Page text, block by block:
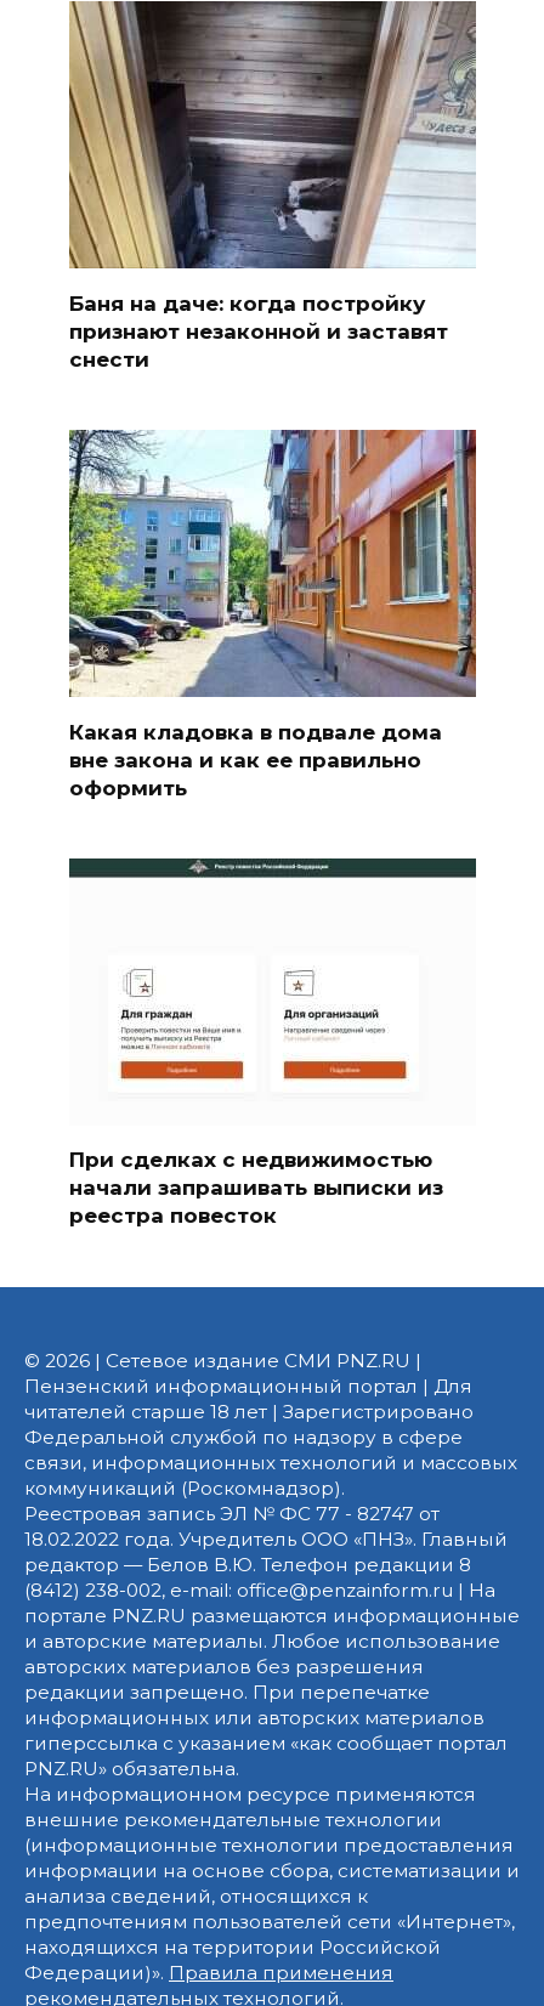
Баня на даче: когда постройку
признают незаконной и заставят
снести
Какая кладовка в подвале дома
вне закона и как ее правильно
оформить
При сделках с недвижимостью
начали запрашивать выписки из
реестра повесток
© 2026 | Сетевое издание СМИ PNZ.RU |
Пензенский информационный портал | Для
читателей старше 18 лет | Зарегистрировано
Федеральной службой по надзору в сфере
связи, информационных технологий и массовых
коммуникаций (Роскомнадзор).
Реестровая запись ЭЛ № ФС 77 - 82747 от
18.02.2022 года. Учредитель ООО «ПНЗ». Главный
редактор — Белов В.Ю. Телефон редакции 8
(8412) 238-002, e-mail: office@penzainform.ru | На
портале PNZ.RU размещаются информационные
и авторские материалы. Любое использование
авторских материалов без разрешения
редакции запрещено. При перепечатке
информационных или авторских материалов
гиперссылка с указанием «как сообщает портал
PNZ.RU» обязательна.
На информационном ресурсе применяются
внешние рекомендательные технологии
(информационные технологии предоставления
информации на основе сбора, систематизации и
анализа сведений, относящихся к
предпочтениям пользователей сети «Интернет»,
находящихся на территории Российской
Федерации)». Правила применения
рекомендательных технологий.